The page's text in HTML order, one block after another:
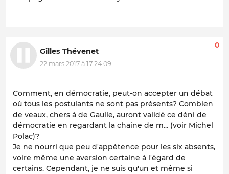
Gilles Thévenet
22 mars 2017 à 17:24:09
0
Comment, en démocratie, peut-on accepter un débat
où tous les postulants ne sont pas présents? Combien
de veaux, chers à de Gaulle, auront validé ce déni de
démocratie en regardant la chaine de m... (voir Michel
Polac)?
Je ne nourri que peu d'appétence pour les six absents,
voire même une aversion certaine à l'égard de
certains. Cependant, je ne suis qu'un et même si